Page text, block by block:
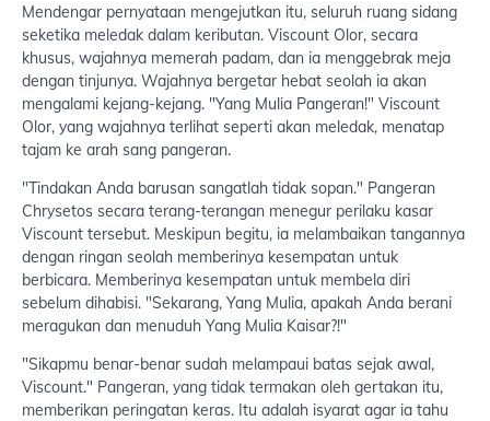
Mendengar pernyataan mengejutkan itu, seluruh ruang sidang
seketika meledak dalam keributan. Viscount Olor, secara
khusus, wajahnya memerah padam, dan ia menggebrak meja
dengan tinjunya. Wajahnya bergetar hebat seolah ia akan
mengalami kejang-kejang. "Yang Mulia Pangeran!" Viscount
Olor, yang wajahnya terlihat seperti akan meledak, menatap
tajam ke arah sang pangeran.
"Tindakan Anda barusan sangatlah tidak sopan." Pangeran
Chrysetos secara terang-terangan menegur perilaku kasar
Viscount tersebut. Meskipun begitu, ia melambaikan tangannya
dengan ringan seolah memberinya kesempatan untuk
berbicara. Memberinya kesempatan untuk membela diri
sebelum dihabisi. "Sekarang, Yang Mulia, apakah Anda berani
meragukan dan menuduh Yang Mulia Kaisar?!"
"Sikapmu benar-benar sudah melampaui batas sejak awal,
Viscount." Pangeran, yang tidak termakan oleh gertakan itu,
memberikan peringatan keras. Itu adalah isyarat agar ia tahu